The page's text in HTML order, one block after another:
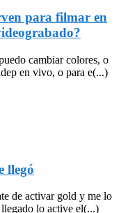
para filmar en
cambiar colores, o
en vivo, o para e(...)
llegó
de activar gold y me lo
lo active el(...)